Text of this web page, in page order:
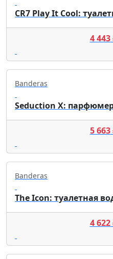
CR7 Play It Cool:
4 443
Banderas
Seduction X:
5 663
Banderas
The Icon: туалетная
4 622